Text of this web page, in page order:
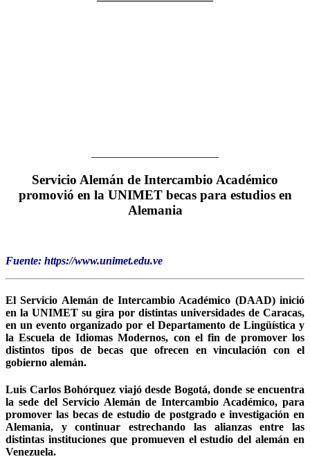
Servicio Alemán de Intercambio Académico
promovió en la UNIMET becas para estudios en
Alemania
Fuente: https://www.unimet.edu.ve
El Servicio Alemán de Intercambio Académico (DAAD) inició
en la UNIMET su gira por distintas universidades de Caracas,
en un evento organizado por el Departamento de Lingüística y
la Escuela de Idiomas Modernos, con el fin de promover los
distintos tipos de becas que ofrecen en vinculación con el
gobierno alemán.
Luis Carlos Bohórquez viajó desde Bogotá, donde se encuentra
la sede del Servicio Alemán de Intercambio Académico, para
promover las becas de estudio de postgrado e investigación en
Alemania, y continuar estrechando las alianzas entre las
distintas instituciones que promueven el estudio del alemán en
Venezuela.